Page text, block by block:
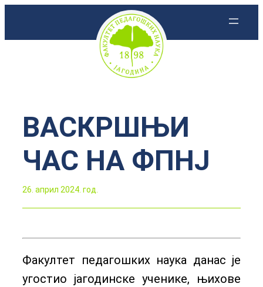
ВАСКРШЊИ
ЧАС НА ФПНЈ
26. април 2024. год.
Факултет педагошких наука данас је
угостио јагодинске ученике, њихове